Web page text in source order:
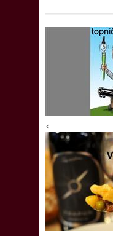
<